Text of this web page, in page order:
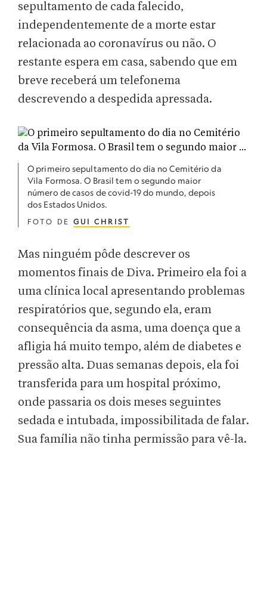
sepultamento de cada falecido,
independentemente de a morte estar
relacionada ao coronavírus ou não. O
restante espera em casa, sabendo que em
breve receberá um telefonema
descrevendo a despedida apressada.
O primeiro sepultamento do dia no Cemitério da
Vila Formosa. O Brasil tem o segundo maior
número de casos de covid-19 do mundo, depois
dos Estados Unidos.
FOTO DE GUI CHRIST
Mas ninguém pôde descrever os
momentos finais de Diva. Primeiro ela foi a
uma clínica local apresentando problemas
respiratórios que, segundo ela, eram
consequência da asma, uma doença que a
afligia há muito tempo, além de diabetes e
pressão alta. Duas semanas depois, ela foi
transferida para um hospital próximo,
onde passaria os dois meses seguintes
sedada e intubada, impossibilitada de falar.
Sua família não tinha permissão para vê-la.